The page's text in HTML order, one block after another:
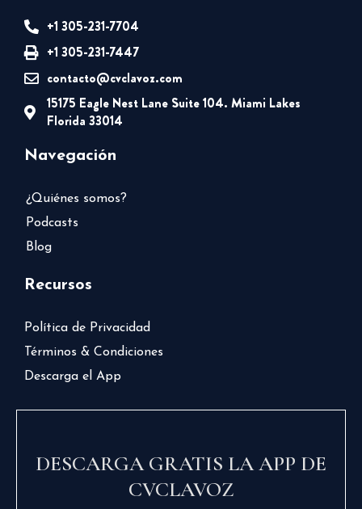
+1 305-231-7704
+1 305-231-7447
contacto@cvclavoz.com
15175 Eagle Nest Lane Suite 104. Miami Lakes
Florida 33014
Navegación
¿Quiénes somos?
Podcasts
Blog
Recursos
Política de Privacidad
Términos & Condiciones
Descarga el App
DESCARGA GRATIS LA APP DE
CVCLAVOZ